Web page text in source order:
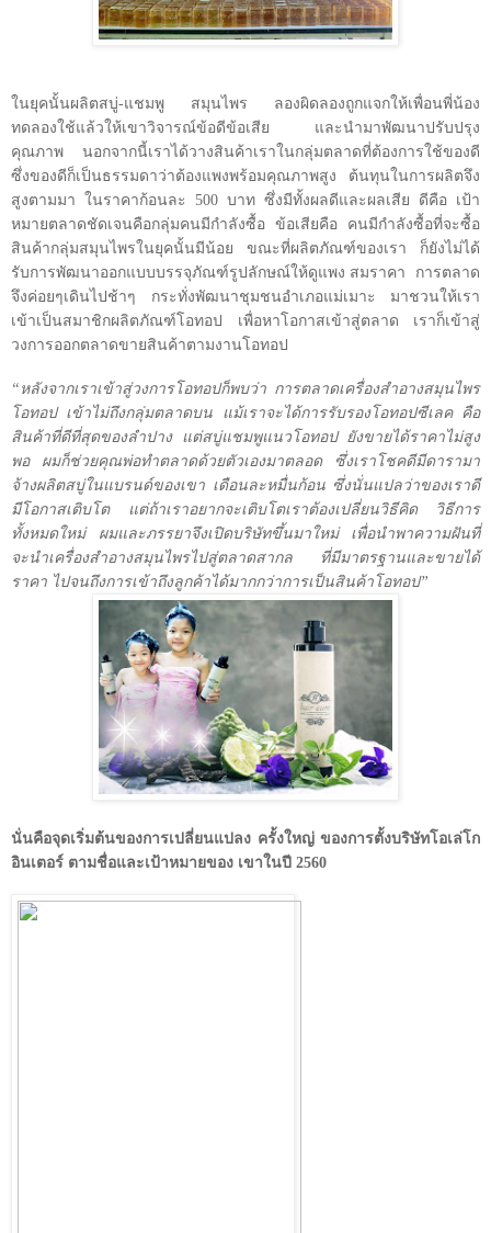
ในยุคนั้นผลิตสบู่-แชมพู สมุนไพร ลองผิดลองถูกแจกให้เพื่อนพี่น้อง
ทดลองใช้แล้วให้เขาวิจารณ์ข้อดีข้อเสีย และนำมาพัฒนาปรับปรุง
คุณภาพ นอกจากนี้เราได้วางสินค้าเราในกลุ่มตลาดที่ต้องการใช้ของดี
ซึ่งของดีก็เป็นธรรมดาว่าต้องแพงพร้อมคุณภาพสูง ต้นทุนในการผลิตจึง
สูงตามมา ในราคาก้อนละ 500 บาท ซึ่งมีทั้งผลดีและผลเสีย ดีคือ เป้า
หมายตลาดชัดเจนคือกลุ่มคนมีกำลังซื้อ ข้อเสียคือ คนมีกำลังซื้อที่จะซื้อ
สินค้ากลุ่มสมุนไพรในยุคนั้นมีน้อย ขณะที่ผลิตภัณฑ์ของเรา ก็ยังไม่ได้
รับการพัฒนาออกแบบบรรจุภัณฑ์รูปลักษณ์ให้ดูแพง สมราคา
การตลาด
จึงค่อยๆเดินไปช้าๆ กระทั่งพัฒนาชุมชนอำเภอแม่เมาะ มาชวนให้เรา
เข้าเป็นสมาชิกผลิตภัณฑ์โอทอป เพื่อหาโอกาสเข้าสู่ตลาด เราก็เข้าสู่
วงการออกตลาดขายสินค้าตามงานโอทอป
“หลังจากเราเข้าสู่วงการโอทอปก็พบว่า การตลาดเครื่องสำอางสมุนไพร
โอทอป เข้าไม่ถึงกลุ่มตลาดบน แม้เราจะได้การรับรองโอทอปซีเลค คือ
สินค้าที่ดีที่สุดของลำปาง แต่สบู่แชมพูแนวโอทอป ยังขายได้ราคาไม่สูง
พอ ผมก็ช่วยคุณพ่อทำตลาดด้วยตัวเองมาตลอด ซึ่งเราโชคดีมีดารามา
จ้างผลิตสบู่ในแบรนด์ของเขา เดือนละหมื่นก้อน ซึ่งนั่นแปลว่าของเราดี
มีโอกาสเติบโต แต่ถ้าเราอยากจะเติบโตเราต้องเปลี่ยนวิธีคิด วิธีการ
ทั้งหมดใหม่ ผมและภรรยาจึงเปิดบริษัทขึ้นมาใหม่ เพื่อนำพาความฝันที่
จะนำเครื่องสำอางสมุนไพรไปสู่ตลาดสากล ที่มีมาตรฐานและขายได้
ราคา ไปจนถึงการเข้าถึงลูกค้าได้มากกว่าการเป็นสินค้าโอทอป”
นั่นคือจุดเริ่มต้นของการเปลี่ยนแปลง ครั้งใหญ่ ของการตั้งบริษัทโอเล่โก
อินเตอร์ ตามชื่อและเป้าหมายของ เขาในปี 2560